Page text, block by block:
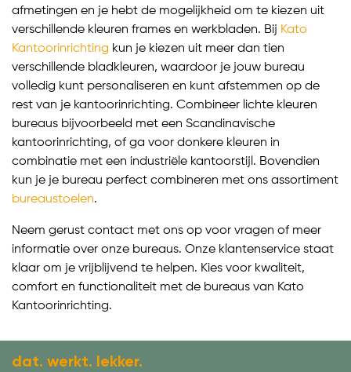
afmetingen en je hebt de mogelijkheid om te kiezen uit
verschillende kleuren frames en werkbladen. Bij Kato
Kantoorinrichting kun je kiezen uit meer dan tien
verschillende bladkleuren, waardoor je jouw bureau
volledig kunt personaliseren en kunt afstemmen op de
rest van je kantoorinrichting. Combineer lichte kleuren
bureaus bijvoorbeeld met een Scandinavische
kantoorinrichting, of ga voor donkere kleuren in
combinatie met een industriële kantoorstijl. Bovendien
kun je je bureau perfect combineren met ons assortiment
bureaustoelen.
Neem gerust contact met ons op voor vragen of meer
informatie over onze bureaus. Onze klantenservice staat
klaar om je vrijblijvend te helpen. Kies voor kwaliteit,
comfort en functionaliteit met de bureaus van Kato
Kantoorinrichting.
dat. werkt. lekker.